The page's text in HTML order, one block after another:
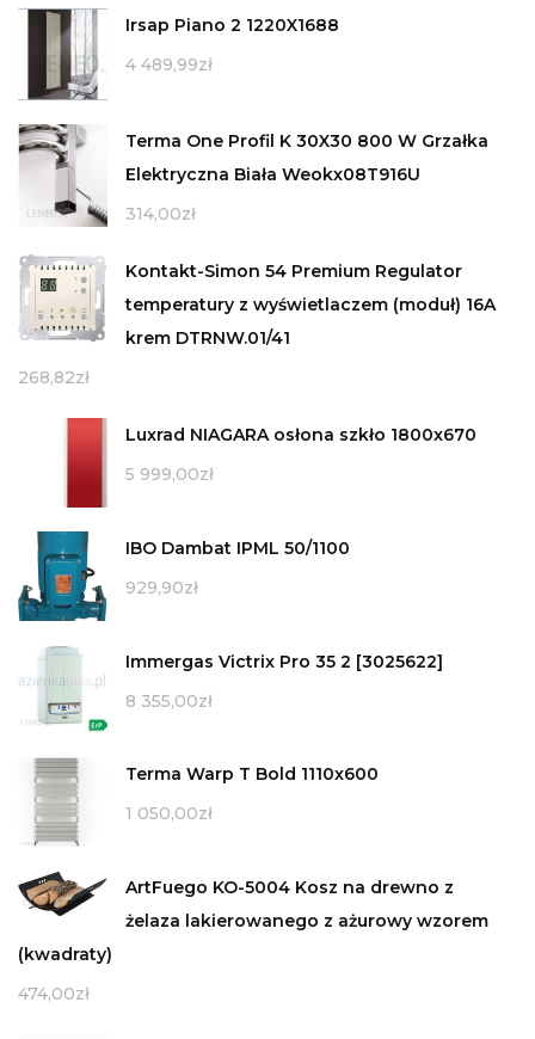
Irsap Piano 2 1220X1688
4 489,99zł
Terma One Profil K 30X30 800 W Grzałka
Elektryczna Biała Weokx08T916U
314,00zł
Kontakt-Simon 54 Premium Regulator
temperatury z wyświetlaczem (moduł) 16A
krem DTRNW.01/41
268,82zł
Luxrad NIAGARA osłona szkło 1800x670
5 999,00zł
IBO Dambat IPML 50/1100
929,90zł
Immergas Victrix Pro 35 2 [3025622]
8 355,00zł
Terma Warp T Bold 1110x600
1 050,00zł
ArtFuego KO-5004 Kosz na drewno z
żelaza lakierowanego z ażurowy wzorem
(kwadraty)
474,00zł